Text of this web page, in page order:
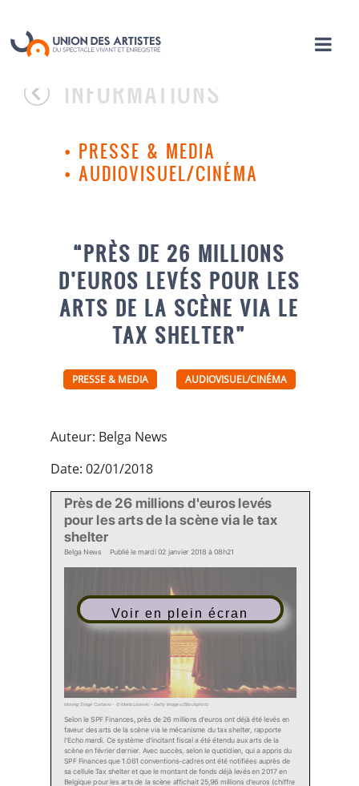
INFORMATIONS
• PRESSE & MEDIA
• AUDIOVISUEL/CINÉMA
“PRÈS DE 26 MILLIONS
D’EUROS LEVÉS POUR LES
ARTS DE LA SCÈNE VIA LE
TAX SHELTER”
PRESSE & MEDIA AUDIOVISUEL/CINÉMA
Auteur: Belga News
Date: 02/01/2018
Voir en plein écran
Près de 26 millions d'euros levés
pour les arts de la scène via le tax
shelter
Belga News Publié le mardi 02 janvier 2018 à 08h21
Moving Stage Curtains - © MarioLisovski - Getty Images/iStockphoto
Selon le SPF Finances, près de 26 millions d'euros ont déjà été levés en
faveur des arts de la scène via le mécanisme du tax shelter, rapporte
l'Echo mardi. Ce système d'incitant fiscal a été étendu aux arts de la
scène en février dernier. Avec succès, selon le quotidien, qui a appris du
SPF Finances que 1.061 conventions-cadres ont été notifiées auprès de
sa cellule Tax shelter et que le montant de fonds déjà levés en 2017 en
Belgique pour les arts de la scène affichait 25,96 millions d'euros (chiffre